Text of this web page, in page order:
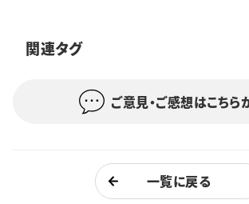
日大
関連タグ
ご意見・ご感想はこちら
一覧に戻る